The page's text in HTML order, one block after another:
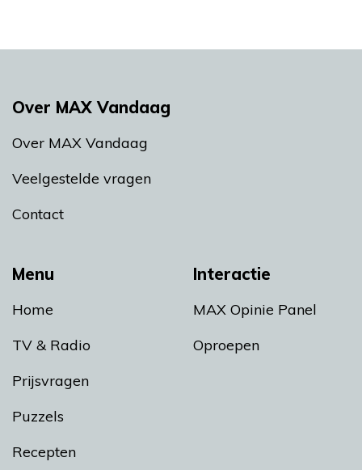
Menu
Home
TV & Radio
Prijsvragen
Puzzels
Recepten
Interactie
MAX Opinie Panel
Oproepen
Over MAX Vandaag
Over MAX Vandaag
Veelgestelde vragen
Contact